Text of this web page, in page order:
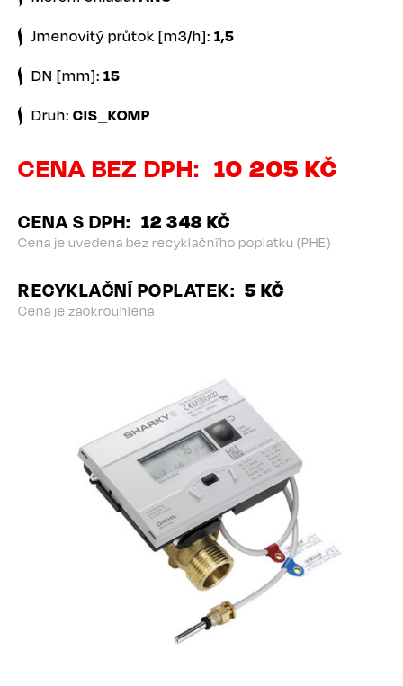
Jmenovitý průtok [m3/h]: 1,5
DN [mm]: 15
Druh: CIS_KOMP
CENA BEZ DPH 10 205 KČ
CENA S DPH 12 348 KČ
Cena je uvedena bez recyklačního poplatku (PHE)
RECYKLAČNÍ POPLATEK 5 KČ
Cena je zaokrouhlena